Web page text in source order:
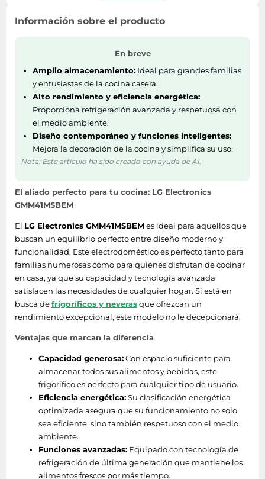
Consumo de energía
296 kWh
energética
De la A a la G
Clase de eficiencia
de energía
Ergonomía
Zona fresca
Compartimiento de
zona fresca
Congelador
Congelador, número
1
de puertas
Función de
congelado rápido
Congelador, número
de compartimientos
Cantidad de cajones
del congelador
4
Información sobre el producto
En breve
Amplio almacenamiento: Ideal para grandes familias
y entusiastas de la cocina casera.
Alto rendimiento y eficiencia energética:
Proporciona refrigeración avanzada y respetuosa con
el medio ambiente.
Diseño contemporáneo y funciones inteligentes:
Mejora la decoración de la cocina y simplifica su uso.
Nota: Este artículo ha sido creado con ayuda de AI.
El aliado perfecto para tu cocina: LG Electronics
GMM41MSBEM
El LG Electronics GMM41MSBEMes ideal para aquellos que
buscan un equilibrio perfecto entre diseño moderno y
funcionalidad. Este electrodoméstico es perfecto tanto para
familias numerosas como para quienes disfrutan de cocinar
en casa, ya que su capacidad y tecnología avanzada
satisfacen las necesidades de cualquier hogar. Si está en
busca defrigoríficos y neverasque ofrezcan un
rendimiento excepcional, este modelo no le decepcionará.
Ventajas que marcan la diferencia
Capacidad generosa:Con espacio suficiente para
almacenar todos sus alimentos y bebidas, este
frigorífico es perfecto para cualquier tipo de usuario.
Eficiencia energética:Su clasificación energética
optimizada asegura que su funcionamiento no solo
sea eficiente, sino también respetuoso con el medio
ambiente.
Funciones avanzadas: Equipado con tecnología de
refrigeración de última generación que mantiene los
alimentos frescos por más tiempo.